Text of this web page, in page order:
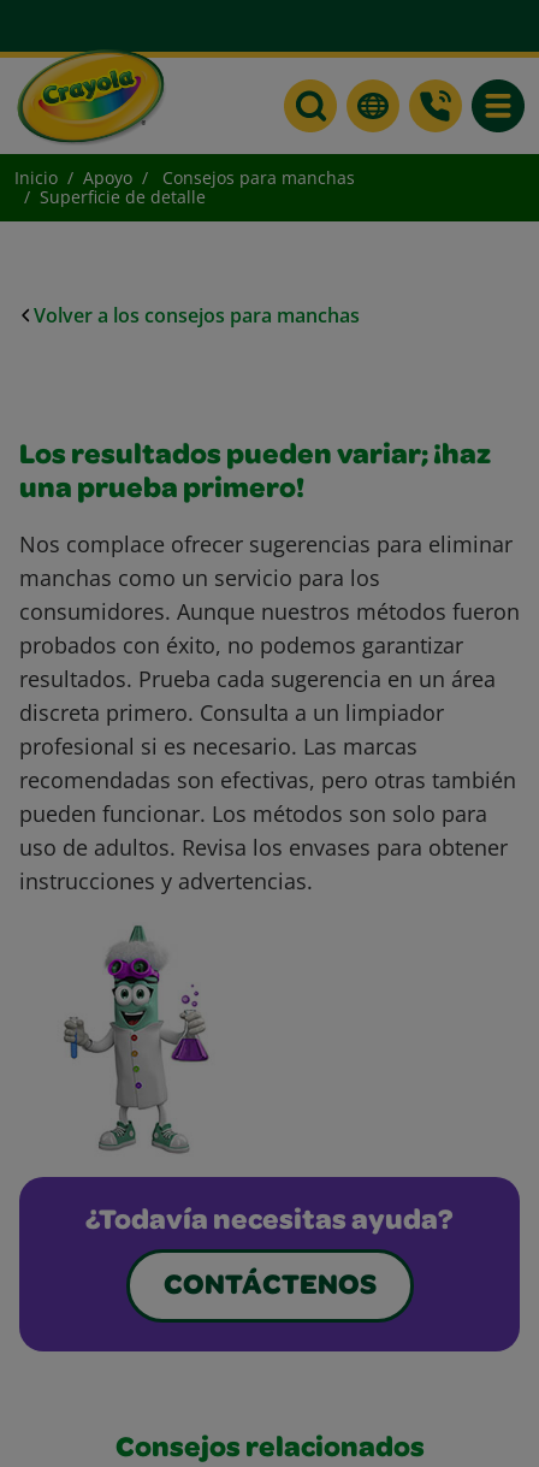
Inicio Apoyo
Consejos para manchas
Superficie de detalle
Volver a los consejos para manchas
Los resultados pueden variar; ¡haz
una prueba primero!
Nos complace ofrecer sugerencias para eliminar
manchas como un servicio para los
consumidores. Aunque nuestros métodos fueron
probados con éxito, no podemos garantizar
resultados. Prueba cada sugerencia en un área
discreta primero. Consulta a un limpiador
profesional si es necesario. Las marcas
recomendadas son efectivas, pero otras también
pueden funcionar. Los métodos son solo para
uso de adultos. Revisa los envases para obtener
instrucciones y advertencias.
¿Todavía necesitas ayuda?
CONTÁCTENOS
Consejos relacionados